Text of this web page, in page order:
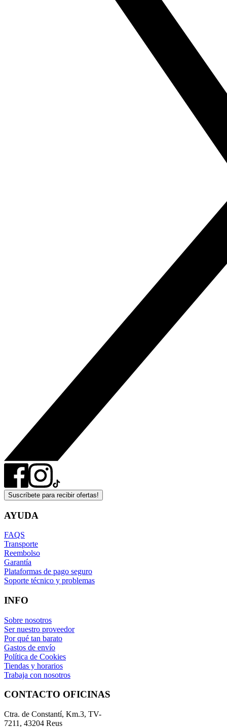
Suscríbete para recibir ofertas!
AYUDA
FAQS
Transporte
Reembolso
Garantía
Plataformas de pago seguro
Soporte técnico y problemas
INFO
Sobre nosotros
Ser nuestro proveedor
Por qué tan barato
Gastos de envío
Política de Cookies
Tiendas y horarios
Trabaja con nosotros
CONTACTO OFICINAS
Ctra. de Constantí, Km.3, TV-
7211, 43204 Reus